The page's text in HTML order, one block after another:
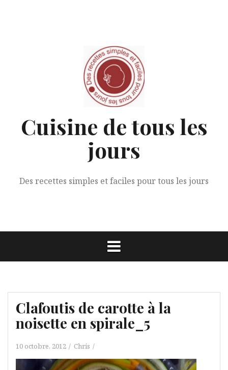
Cuisine de tous les
jours
Des recettes simples et faciles pour tous les jours
Clafoutis de carotte à la
noisette en spirale_5
10 octobre, 2012 Chris